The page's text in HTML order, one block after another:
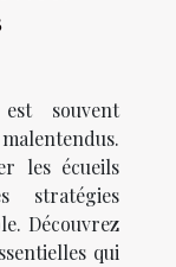
souvent
les écueils
stratégies
Découvrez
qui